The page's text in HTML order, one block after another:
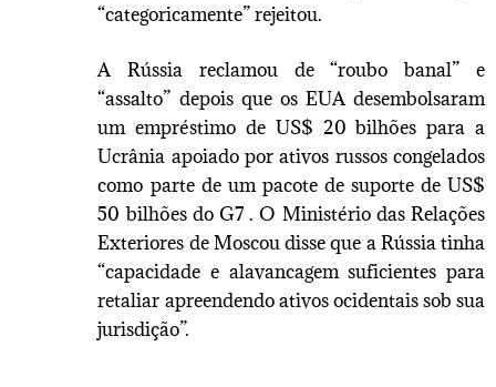
“categoricamente” rejeitou.
A Rússia reclamou de “roubo banal” e
“assalto” depois que os EUA desembolsaram
um empréstimo de US$ 20 bilhões para a
Ucrânia apoiado por ativos russos congelados
como parte de um pacote de suporte de US$
50 bilhões do G7 . O Ministério das Relações
Exteriores de Moscou disse que a Rússia tinha
“capacidade e alavancagem suficientes para
retaliar apreendendo ativos ocidentais sob sua
jurisdição”.